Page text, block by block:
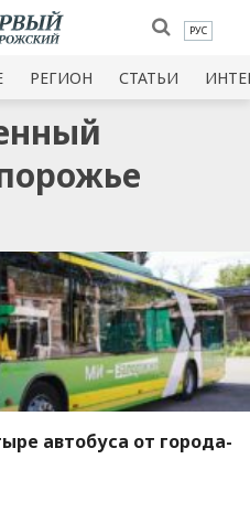
РУС
РЕГИОН СТАТЬИ
автобуса от города-